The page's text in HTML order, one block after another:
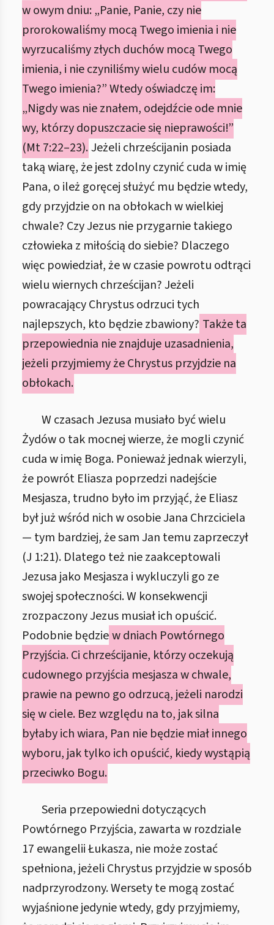
w owym dniu: „Panie, Panie, czy nie
prorokowaliśmy mocą Twego imienia i nie
wyrzucaliśmy złych duchów mocą Twego
imienia, i nie czyniliśmy wielu cudów mocą
Twego imienia?” Wtedy oświadczę im:
„Nigdy was nie znałem, odejdźcie ode mnie
wy, którzy dopuszczacie się nieprawości!”
(Mt 7:22–23).Jeżeli chrześcijanin posiada
taką wiarę, że jest zdolny czynić cuda w imię
Pana, o ileż goręcej służyć mu będzie wtedy,
gdy przyjdzie on na obłokach w wielkiej
chwale? Czy Jezus nie przygarnie takiego
człowieka z miłością do siebie? Dlaczego
więc powiedział, że w czasie powrotu odtrąci
wielu wiernych chrześcijan? Jeżeli
powracający Chrystus odrzuci tych
najlepszych, kto będzie zbawiony? Także ta
przepowiednia nie znajduje uzasadnienia,
jeżeli przyjmiemy że Chrystus przyjdzie na
obłokach.
W czasach Jezusa musiało być wielu
Żydów o tak mocnej wierze, że mogli czynić
cuda w imię Boga. Ponieważ jednak wierzyli,
że powrót Eliasza poprzedzi nadejście
Mesjasza, trudno było im przyjąć, że Eliasz
był już wśród nich w osobie Jana Chrzciciela
— tym bardziej, że sam Jan temu zaprzeczył
(J 1:21). Dlatego też nie zaakceptowali
Jezusa jako Mesjasza i wykluczyli go ze
swojej społeczności. W konsekwencji
zrozpaczony Jezus musiał ich opuścić.
Podobnie będziew dniach Powtórnego
Przyjścia. Ci chrześcijanie, którzy oczekują
cudownego przyjścia mesjasza w chwale,
prawie na pewno go odrzucą, jeżeli narodzi
się w ciele. Bez względu na to, jak silna
byłaby ich wiara, Pan nie będzie miał innego
wyboru, jak tylko ich opuścić, kiedy wystąpią
przeciwko Bogu.
Seria przepowiedni dotyczących
Powtórnego Przyjścia, zawarta w rozdziale
17 ewangelii Łukasza, nie może zostać
spełniona, jeżeli Chrystus przyjdzie w sposób
nadprzyrodzony. Wersety te mogą zostać
wyjaśnione jedynie wtedy, gdy przyjmiemy,